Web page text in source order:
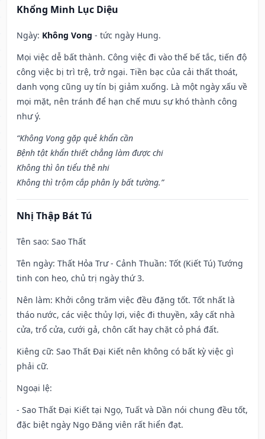
Khổng Minh Lục Diệu
Ngày: Không Vong - tức ngày Hung.
Mọi việc dễ bất thành. Công việc đi vào thế bế tắc, tiến độ
công việc bị trì trệ, trở ngại. Tiền bạc của cải thất thoát,
danh vọng cũng uy tín bị giảm xuống. Là một ngày xấu về
mọi mặt, nên tránh để hạn chế mưu sự khó thành công
như ý.
“Không Vong gặp quẻ khẩn cần
Bệnh tật khẩn thiết chẳng làm được chi
Không thì ôn tiểu thê nhi
Không thì trộm cắp phân ly bất tường.”
Nhị Thập Bát Tú
Tên sao: Sao Thất
Tên ngày: Thất Hỏa Trư - Cảnh Thuần: Tốt (Kiết Tú) Tướng
tinh con heo, chủ trị ngày thứ 3.
Nên làm: Khởi công trăm việc đều đặng tốt. Tốt nhất là
tháo nước, các việc thủy lợi, việc đi thuyền, xây cất nhà
cửa, trổ cửa, cưới gả, chôn cất hay chặt cỏ phá đất.
Kiêng cữ: Sao Thất Đại Kiết nên không có bất kỳ việc gì
phải cữ.
Ngoại lệ:
- Sao Thất Đại Kiết tại Ngọ, Tuất và Dần nói chung đều tốt,
đặc biệt ngày Ngọ Đăng viên rất hiển đạt.